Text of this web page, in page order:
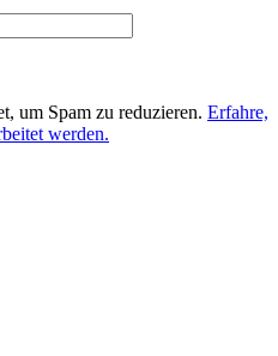
um Spam zu reduzieren. Erfahre,
werden.